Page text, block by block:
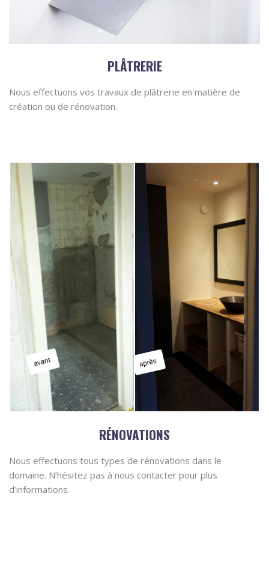
PLÂTRERIE
Nous effectuons vos travaux de plâtrerie en matière de
création ou de rénovation.
RÉNOVATIONS
Nous effectuons tous types de rénovations dans le
domaine. N’hésitez pas à nous contacter pour plus
d’informations.